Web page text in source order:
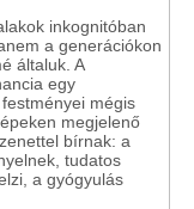
inkognitóban
a generációkon
általuk. A
egy
mégis
megjelenő
bírnak: a
tudatos
a gyógyulás